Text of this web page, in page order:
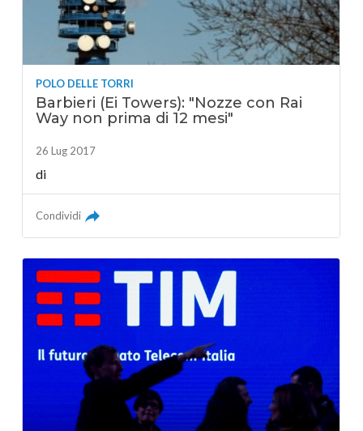
POLO DELLE TORRI
Barbieri (Ei Towers): "Nozze con Rai
Way non prima di 12 mesi"
26 Lug 2017
di
Condividi